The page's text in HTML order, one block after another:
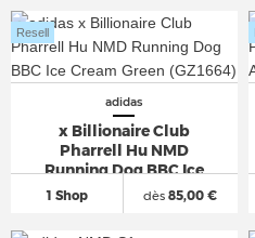
adidas
x Billionaire Club
Pharrell Hu NMD
Running Dog BBC Ice
Cream Green
1 Shop
Resell
dès 85,00 €